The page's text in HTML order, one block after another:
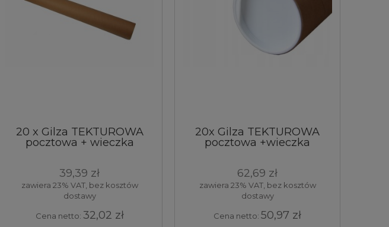
20 x Gilza TEKTUROWA
pocztowa + wieczka
39,39 zł
zawiera 23% VAT, bez kosztów
dostawy
Cena netto: 32,02 zł
20x Gilza TEKTUROWA
pocztowa +wieczka
62,69 zł
zawiera 23% VAT, bez kosztów
dostawy
Cena netto: 50,97 zł